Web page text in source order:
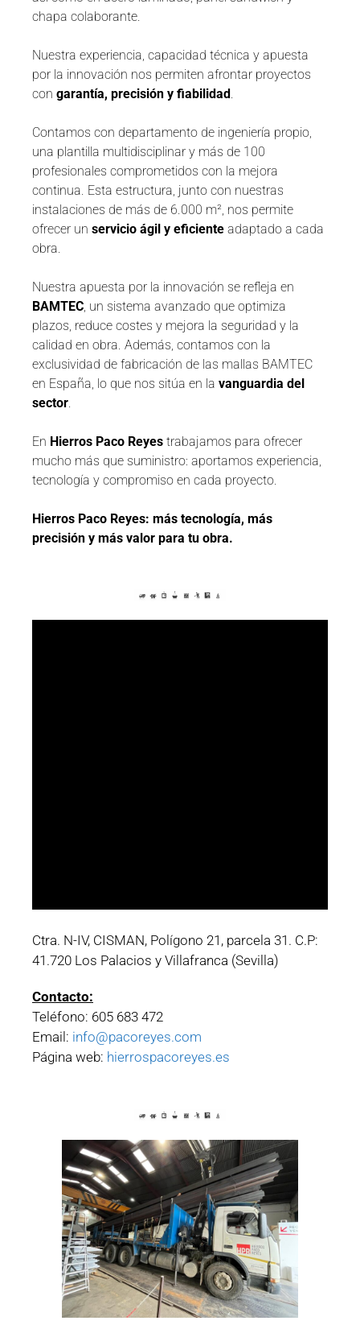
chapa colaborante.
Nuestra experiencia, capacidad técnica y apuesta
por la innovación nos permiten afrontar proyectos
con garantía, precisión y fiabilidad .
Contamos con departamento de ingeniería propio,
una plantilla multidisciplinar y más de 100
profesionales comprometidos con la mejora
continua. Esta estructura, junto con nuestras
instalaciones de más de 6.000 m², nos permite
ofrecer un servicio ágil y eficiente adaptado a cada
obra.
Nuestra apuesta por la innovación se refleja en
BAMTEC, un sistema avanzado que optimiza
plazos, reduce costes y mejora la seguridad y la
calidad en obra. Además, contamos con la
exclusividad de fabricación de las mallas BAMTEC
en España, lo que nos sitúa en la vanguardia del
sector.
En Hierros Paco Reyes trabajamos para ofrecer
mucho más que suministro: aportamos experiencia,
tecnología y compromiso en cada proyecto.
Hierros Paco Reyes: más tecnología, más
precisión y más valor para tu obra.
Ctra. N-IV, CISMAN, Polígono 21, parcela 31. C.P:
41.720 Los Palacios y Villafranca (Sevilla)
Contacto:
Teléfono: 605 683 472
Email: info@pacoreyes.com
Página web: hierrospacoreyes.es